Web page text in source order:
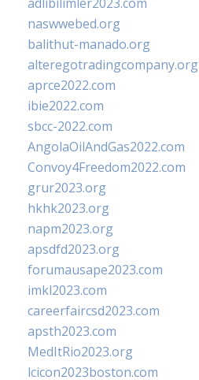
naswwebed.org
balithut-manado.org
alteregotradingcompany.org
aprce2022.com
ibie2022.com
sbcc-2022.com
AngolaOilAndGas2022.com
Convoy4Freedom2022.com
grur2023.org
hkhk2023.org
napm2023.org
apsdfd2023.org
forumausape2023.com
imkl2023.com
careerfaircsd2023.com
apsth2023.com
MedItRio2023.org
lcicon2023boston.com